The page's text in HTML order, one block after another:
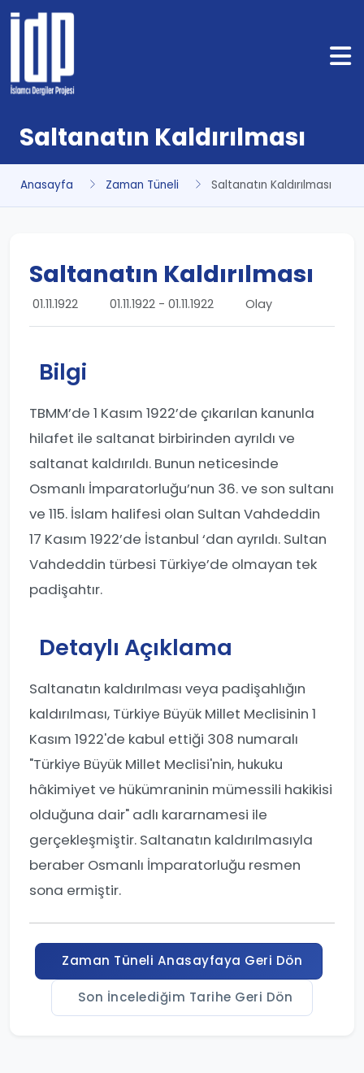
Saltanatın Kaldırılması
Anasayfa Zaman Tüneli Saltanatın Kaldırılması
Saltanatın Kaldırılması
01.11.1922 01.11.1922 - 01.11.1922 Olay
Bilgi
TBMM’de 1 Kasım 1922’de çıkarılan kanunla
hilafet ile saltanat birbirinden ayrıldı ve
saltanat kaldırıldı. Bunun neticesinde
Osmanlı İmparatorluğu’nun 36. ve son sultanı
ve 115. İslam halifesi olan Sultan Vahdeddin
17 Kasım 1922’de İstanbul ‘dan ayrıldı. Sultan
Vahdeddin türbesi Türkiye’de olmayan tek
padişahtır.
Detaylı Açıklama
Saltanatın kaldırılması veya padişahlığın
kaldırılması, Türkiye Büyük Millet Meclisinin 1
Kasım 1922'de kabul ettiği 308 numaralı
"Türkiye Büyük Millet Meclisi'nin, hukuku
hâkimiyet ve hükümraninin mümessili hakikisi
olduğuna dair" adlı kararnamesi ile
gerçekleşmiştir. Saltanatın kaldırılmasıyla
beraber Osmanlı İmparatorluğu resmen
sona ermiştir.
Zaman Tüneli Anasayfaya Geri Dön
Son İncelediğim Tarihe Geri Dön